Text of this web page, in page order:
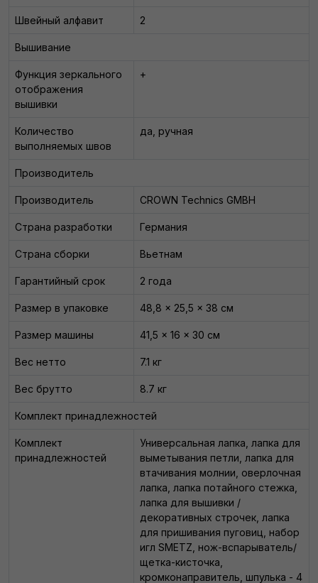
Швейный алфавит 2
Вышивание
Функция зеркального
отображения
вышивки
+
Количество
выполняемых швов
да, ручная
Производитель
Производитель CROWN Technics GMBH
Страна разработки Германия
Страна сборки Вьетнам
Гарантийный срок 2 года
Размер в упаковке 48,8 x 25,5 x 38 см
Размер машины 41,5 x 16 x 30 см
Вес нетто 7.1 кг
Вес брутто 8.7 кг
Комплект принадлежностей
Комплект
принадлежностей
Универсальная лапка, лапка для
выметывания петли, лапка для
втачивания молнии, оверлочная
лапка, лапка потайного стежка,
лапка для вышивки /
декоративных строчек, лапка
для пришивания пуговиц, набор
игл SMETZ, нож-вспарыватель/
щетка-кисточка,
кромконаправитель, шпулька - 4